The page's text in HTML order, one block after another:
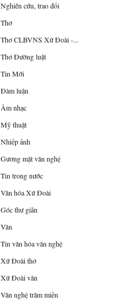
Nghiên cứu, trao đổi
Thơ
Thơ CLBVNS Xứ Đoài -...
Thơ Đường luật
Tin Mới
Đàm luận
Âm nhạc
Mỹ thuật
Nhiếp ảnh
Gương mặt văn nghệ
Tin trong nước
Văn hóa Xứ Đoài
Góc thư giãn
Văn
Tin văn hóa văn nghệ
Xứ Đoài thơ
Xứ Đoài văn
Văn nghệ trăm miền